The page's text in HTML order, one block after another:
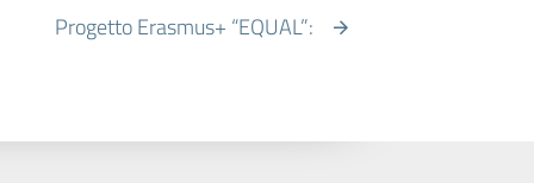
Progetto Erasmus+ “EQUAL”: